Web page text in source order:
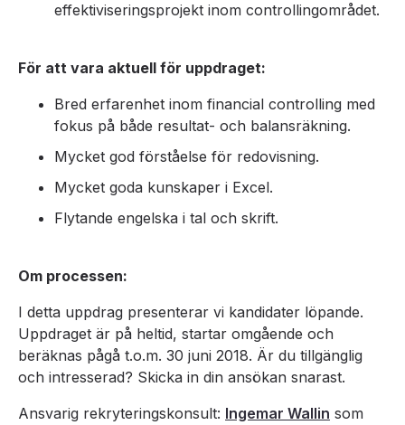
effektiviseringsprojekt inom controllingområdet.
För att vara aktuell för uppdraget:
Bred erfarenhet inom financial controlling med
fokus på både resultat- och balansräkning.
Mycket god förståelse för redovisning.
Mycket goda kunskaper i Excel.
Flytande engelska i tal och skrift.
Om processen:
I detta uppdrag presenterar vi kandidater löpande.
Uppdraget är på heltid, startar omgående och
beräknas pågå t.o.m. 30 juni 2018. Är du tillgänglig
och intresserad? Skicka in din ansökan snarast.
Ansvarig rekryteringskonsult: Ingemar Wallin som